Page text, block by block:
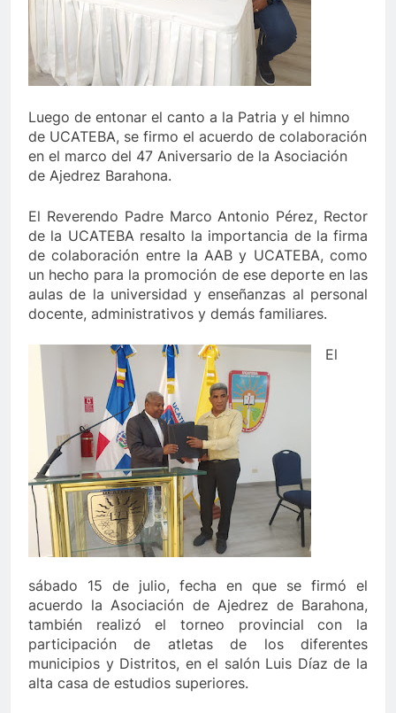
Luego de entonar el canto a la Patria y el himno
de UCATEBA, se firmo el acuerdo de colaboración
en el marco del 47 Aniversario de la Asociación
de Ajedrez Barahona.
El Reverendo Padre Marco Antonio Pérez, Rector
de la UCATEBA resalto la importancia de la firma
de colaboración entre la AAB y UCATEBA, como
un hecho para la promoción de ese deporte en las
aulas de la universidad y enseñanzas al personal
docente, administrativos y demás familiares.
El
sábado 15 de julio, fecha en que se firmó el
acuerdo la Asociación de Ajedrez de Barahona,
también realizó el torneo provincial con la
participación de atletas de los diferentes
municipios y Distritos, en el salón Luis Díaz de la
alta casa de estudios superiores.